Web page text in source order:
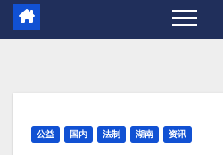
公益 国内 法制 湖南 资讯